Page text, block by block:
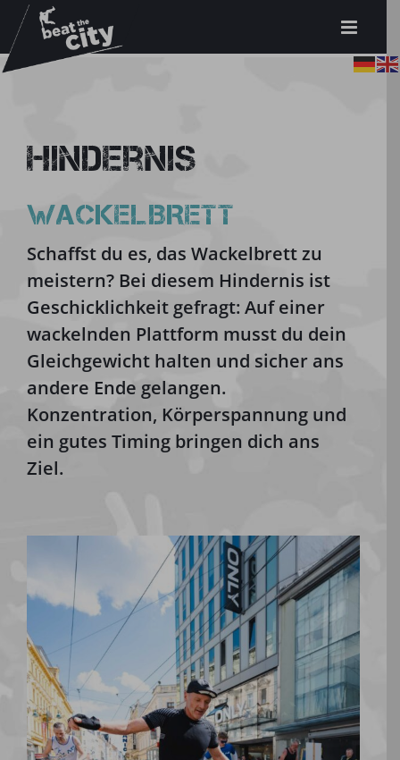
Zum
Inhalt
springen
Hindernis
WACKELBRETT
Schaffst du es, das Wackelbrett zu
meistern? Bei diesem Hindernis ist
Geschicklichkeit gefragt: Auf einer
wackelnden Plattform musst du dein
Gleichgewicht halten und sicher ans
andere Ende gelangen.
Konzentration, Körperspannung und
ein gutes Timing bringen dich ans
Ziel.